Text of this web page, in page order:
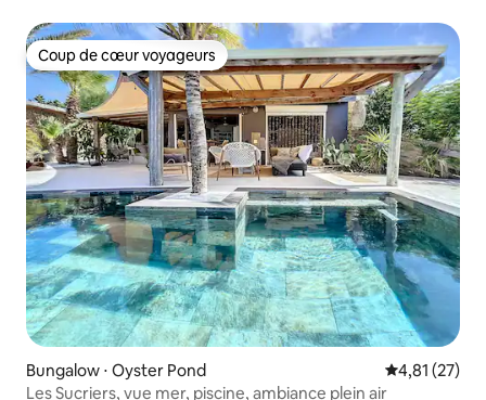
Coup de cœur voyageurs
Coup de cœur voyageurs
Bungalow ⋅ Oyster Pond Évaluation
4,81 (27)
Les Sucriers, vue mer, piscine, ambiance plein air